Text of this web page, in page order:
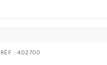
RÉF : 402700